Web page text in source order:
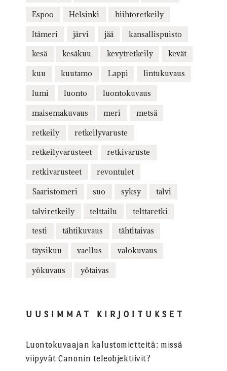
Espoo Helsinki hiihtoretkeily
Itämeri järvi jää kansallispuisto
kesä kesäkuu kevytretkeily kevät
kuu kuutamo Lappi lintukuvaus
lumi luonto luontokuvaus
maisemakuvaus meri metsä
retkeily retkeilyvaruste
retkeilyvarusteet retkivaruste
retkivarusteet revontulet
Saaristomeri suo syksy talvi
talviretkeily telttailu telttaretki
testi tähtikuvaus tähtitaivas
täysikuu vaellus valokuvaus
yökuvaus yötaivas
UUSIMMAT KIRJOITUKSET
Luontokuvaajan kalustomietteitä: missä
viipyvät Canonin teleobjektiivit?